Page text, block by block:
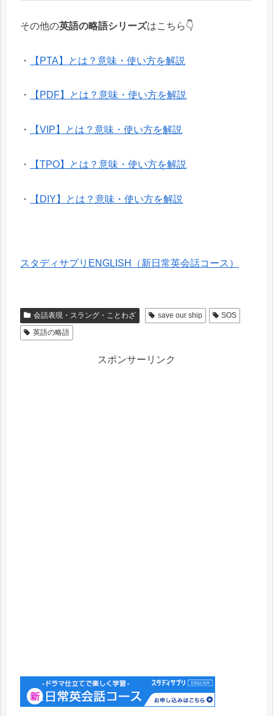
その他の英語の略語シリーズはこちら👇
・ 【PTA】とは？意味・使い方を解説
・ 【PDF】とは？意味・使い方を解説
・ 【VIP】とは？意味・使い方を解説
・ 【TPO】とは？意味・使い方を解説
・ 【DIY】とは？意味・使い方を解説
スタディサプリENGLISH（新日常英会話コース）
会話表現・スラング・ことわざ save our ship
SOS
英語の略語
スポンサーリンク